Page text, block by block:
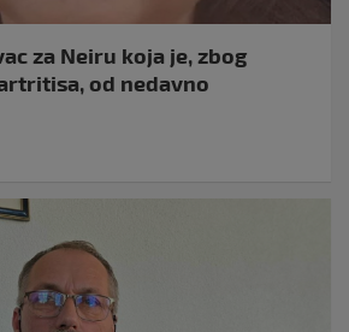
za Neiru koja je, zbog
od nedavno